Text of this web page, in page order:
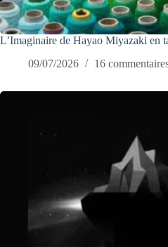
L’Imaginaire de Hayao Miyazaki en
09/07/2026
16